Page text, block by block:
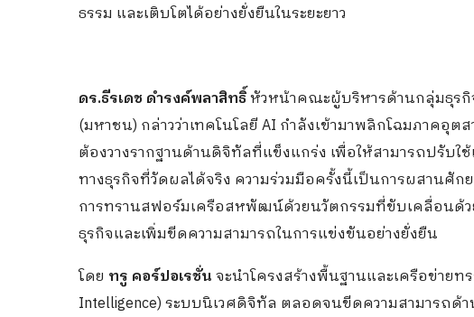
ธรรม และเติบโตได้อย่างยั่งยืนในระยะยาว
ดร.ธีรเดช ดำรงค์พลาสิทธิ์หัวหน้าคณะผู้บริหารด้านกลุ่มธุร
(มหาชน) กล่าวว่าเทคโนโลยี AI กำลังเข้ามาพลิกโฉมภาคอุต
ต้องวางรากฐานด้านดิจิทัลที่แข็งแกร่ง เพื่อให้สามารถปรับ
ทางธุรกิจที่วัดผลได้จริง ความร่วมมือครั้งนี้เป็นการผสาน
การทรานสฟอร์มเครือสหพัฒน์ด้วยนวัตกรรมที่ขับเคลื่อนด้ว
ธุรกิจและเพิ่มขีดความสามารถในการแข่งขันอย่างยั่งยืน
โดย ทรู คอร์ปอเรชั่นจะนำโครงสร้างพื้นฐานและเครือข่าย
Intelligence) ระบบนิเวศดิจิทัล ตลอดจนขีดความสามารถ